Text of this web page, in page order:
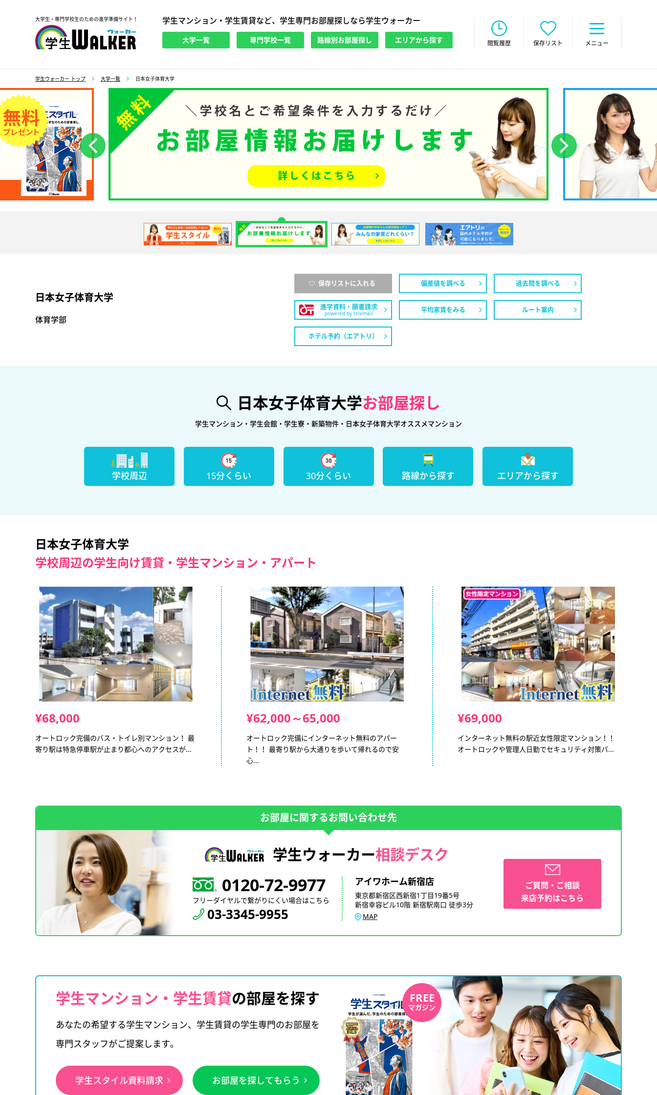
大学生・専門学校生のための進学準備サイト！ 学生マンション・学生賃貸など、学生専門お部屋探しなら学生ウォーカー
大学一覧 専門学校一覧 路線別お部屋探し エリアから探す 閲覧履歴 保存リスト メニュー
学生ウォーカー トップ 大学一覧 日本女子体育大学
前へ
日本女子体育大学
体育学部
保存リストに入れる 偏差値を調べる 過去問を調べる
進学資料・願書請求
powered by telemail 平均家賃をみる ルート案内
ホテル予約（エアトリ）
日本女子体育大学お部屋探し
学生マンション・学生会館・学生寮・新築物件・日本女子体育大学オススメマンション
学校周辺 15分くらい 30分くらい 路線から探す エリアから探す
日本女子体育大学
学校周辺の学生向け賃貸・学生マンション・アパート
¥68,000
オートロック完備のバス・トイレ別マンション！ 最
寄り駅は特急停車駅が止まり都心へのアクセスが...
¥62,000～65,000
オートロック完備にインターネット無料のアパー
ト！！ 最寄り駅から大通りを歩いて帰れるので安
心...
¥69,000
インターネット無料の駅近女性限定マンション！！
オートロックや管理人日勤でセキュリティ対策バ...
お部屋に関するお問い合わせ先
学生ウォーカー相談デスク
0120-72-9977
フリーダイヤルで繋がりにくい場合はこちら
03-3345-9955
アイワホーム新宿店
東京都新宿区西新宿1丁目19番5号
新宿幸容ビル10階 新宿駅南口 徒歩3分
MAP
ご質問・ご相談
来店予約はこちら
FREE
マガジン
学生マンション・学生賃貸の部屋を探す
あなたの希望する学生マンション、学生賃貸の学生専門のお部屋を
専門スタッフがご提案します。
学生スタイル資料請求 お部屋を探してもらう